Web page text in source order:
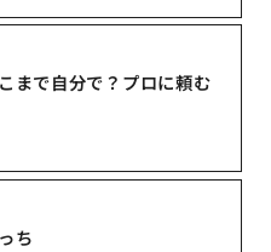
まで自分で？プロに頼む
ち